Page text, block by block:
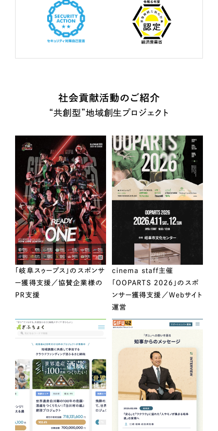
社会貢献活動のご紹介
“共創型”地域創生プロジェクト
「岐阜スゥープス」のスポンサ
ー獲得支援／協賛企業様の
PR支援
cinema staff主催
「OOPARTS 2026」のスポ
ンサー獲得支援／Webサイト
運営